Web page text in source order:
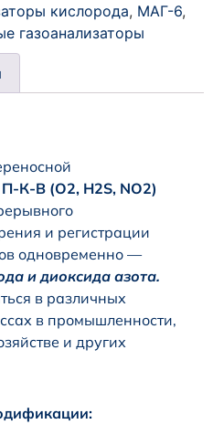
кислорода, МАГ-6,
газоанализаторы
К-В (O2, H2S, NO2)
и регистрации
одновременно —
и диоксида азота.
в различных
в промышленности,
и других